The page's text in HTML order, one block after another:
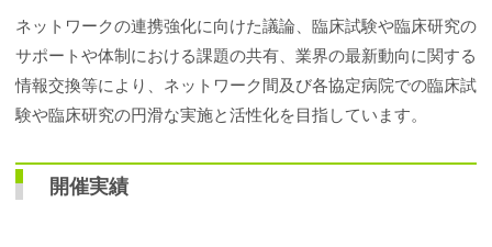
ネットワークの連携強化に向けた議論、臨床試験や臨床研究の
サポートや体制における課題の共有、業界の最新動向に関する
情報交換等により、ネットワーク間及び各協定病院での臨床試
験や臨床研究の円滑な実施と活性化を目指しています。
開催実績